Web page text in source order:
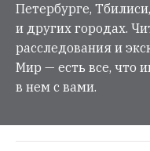
Петербурге,
и других городах.
расследования и
Мир — есть все, что
в нем с вами.